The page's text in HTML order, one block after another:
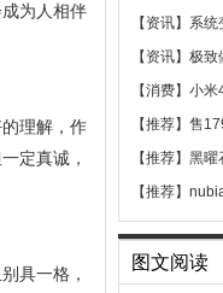
为人相伴
理解，作
定真诚，
具一格，
【资讯】 系统
【资讯】 极致
【消费】 小米
【推荐】 售
【推荐】 黑曜
【推荐】
图文阅读